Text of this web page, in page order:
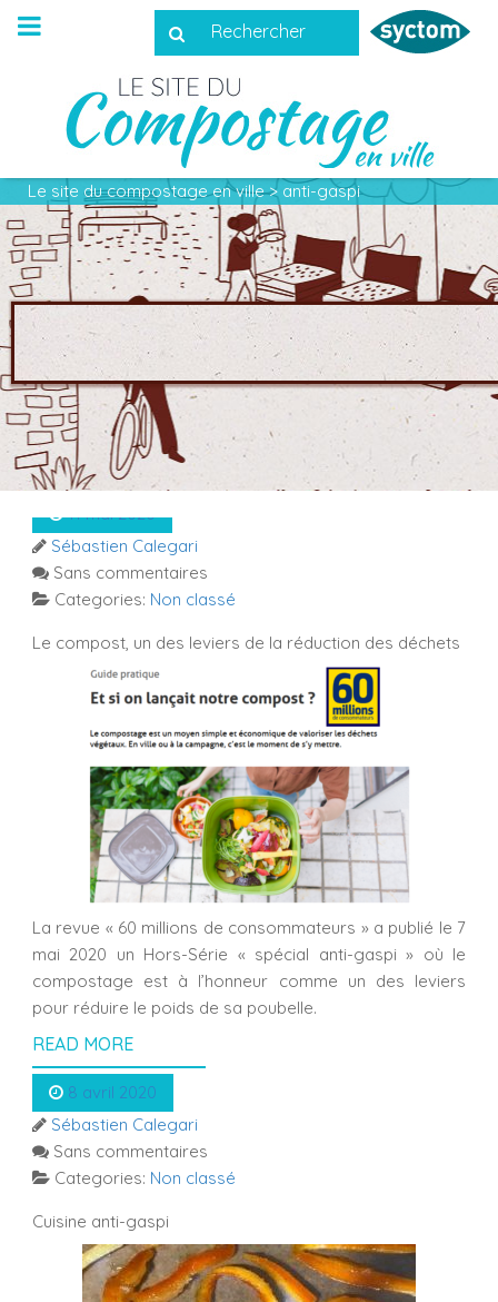
Rechercher
Le site du compostage en ville> anti-gaspi
11 mai 2020
Sébastien Calegari
Sans commentaires
Categories: Non classé
Le compost, un des leviers de la réduction des déchets
La revue « 60 millions de consommateurs » a publié le 7
mai 2020 un Hors-Série « spécial anti-gaspi » où le
compostage est à l’honneur comme un des leviers
pour réduire le poids de sa poubelle.
READ MORE
8 avril 2020
Sébastien Calegari
Sans commentaires
Categories: Non classé
Cuisine anti-gaspi